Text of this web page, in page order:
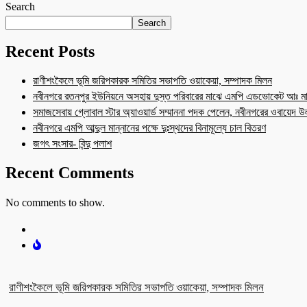
Search
Search
Recent Posts
রাণীশংকৈলে ভূমি জরিপকারক সমিতির সভাপতি ওয়াকেয়া, সম্পাদক মিলন
নবীনগরে রতনপুর ইউনিয়নে অসহায় দুস্ত পরিবারের মাঝে এমপি এডভোকেট আঃ
সমাজসেবায় গ্লোবাল স্টার অ্যাওয়ার্ড সম্মাননা পদক পেলেন, নবীনগরের ওবায়েদ
নবীনগরে এমপি আব্দুল মান্নানের পক্ষে দুঃস্থদের বিনামূল্যে চাল বিতরণ
জগৎ সংসার- বিন্দু পলাশ
Recent Comments
No comments to show.
রাণীশংকৈলে ভূমি জরিপকারক সমিতির সভাপতি ওয়াকেয়া, সম্পাদক মিলন